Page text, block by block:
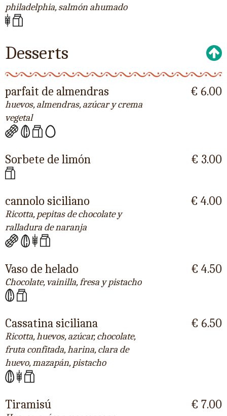
philadelphia, salmón ahumado
Desserts
parfait de almendras
huevos, almendras, azúcar y crema
vegetal
€ 6.00
Sorbete de limón € 3.00
cannolo siciliano
Ricotta, pepitas de chocolate y
ralladura de naranja
€ 4.00
Vaso de helado
Chocolate, vainilla, fresa y pistacho
€ 4.50
Cassatina siciliana
Ricotta, huevos, azúcar, chocolate,
fruta confitada, harina, clara de
huevo, mazapán, pistacho
€ 6.50
Tiramisú € 7.00